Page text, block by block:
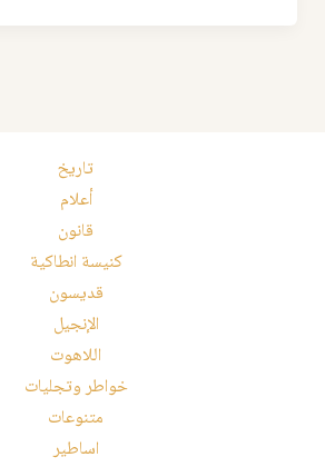
تاريخ
أعلام
قانون
كنيسة انطاكية
قديسون
الإنجيل
اللاهوت
خواطر وتجليات
متنوعات
اساطير